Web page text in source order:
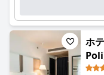
アルベルゴ・ビアンキ
フレンドリーさ、プロ
のホテルであるため、
を作り出しています。
ーによる優れたサービ
ホ